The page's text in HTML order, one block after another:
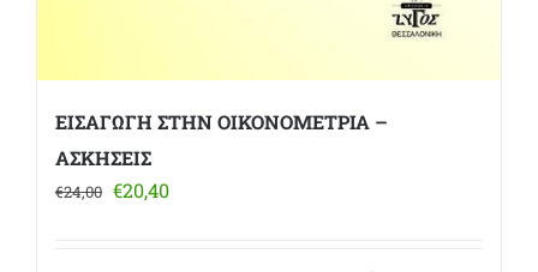
ΕΙΣΑΓΩΓΗ ΣΤΗΝ ΟΙΚΟΝΟΜΕΤΡΙΑ –
ΑΣΚΗΣΕΙΣ
€24,00 Original
€20,40Η